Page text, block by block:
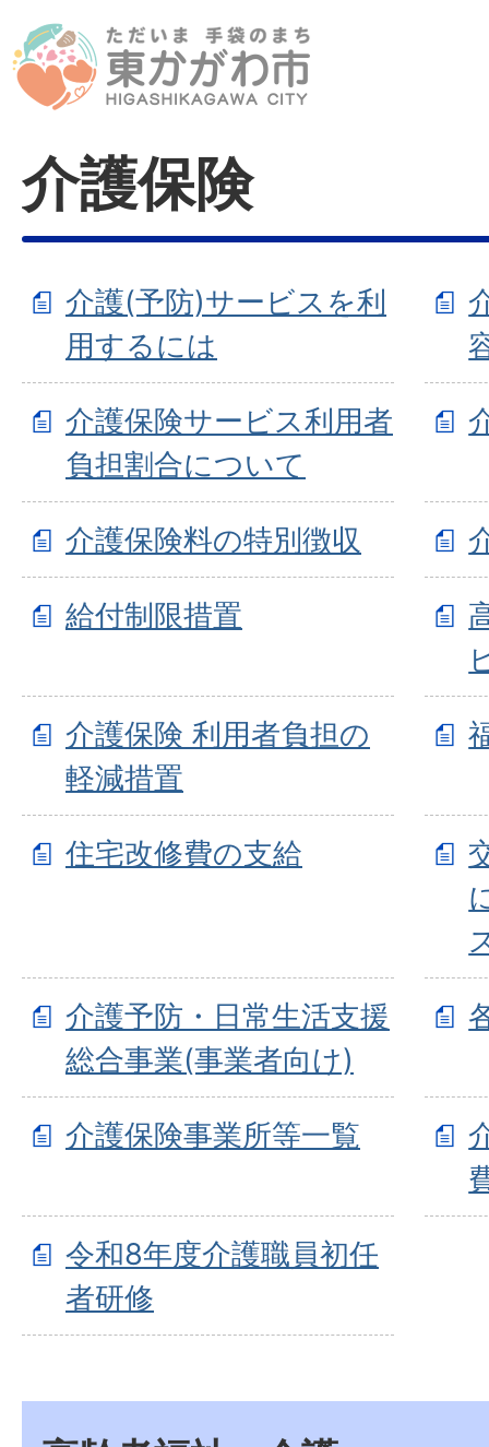
介護保険
介護(予防)サービスを利
用するには
介護保険サービス利用者
負担割合について
介護保険料の特別徴収
給付制限措置
介護保険 利用者負担の
軽減措置
住宅改修費の支給
介護予防・日常生活支援
総合事業(事業者向け)
介護保険事業所等一覧
令和8年度介護職員初任
者研修